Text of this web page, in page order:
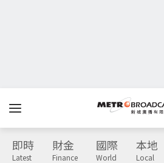
即時
Latest
財金
Finance
國際
World
本地
Local